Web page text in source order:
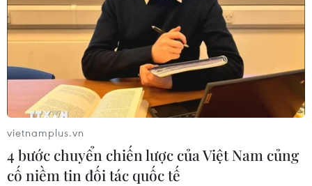
vietnamplus.vn
4 bước chuyển chiến lược của Việt Nam củng
cố niềm tin đối tác quốc tế